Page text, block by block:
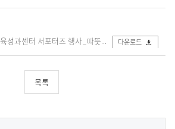
센터 서포터즈 행사_따뜻하모니_2.jpg
다운로드
목록